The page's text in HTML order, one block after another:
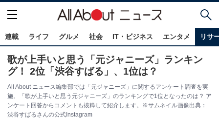
連載 ライフ グルメ 社会 IT・ビジネス エンタメ リサ
歌が上手いと思う「元ジャニーズ」ランキン
グ！ 2位「渋谷すばる」、1位は？
All About ニュース編集部では「元ジャニーズ」に関するアンケート調査を実
施。「歌が上手いと思う元ジャニーズ」のランキングで1位となったのは？ ア
ンケート回答からコメントも抜粋して紹介します。※サムネイル画像出典：
渋谷すばるさんの公式Instagram